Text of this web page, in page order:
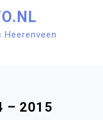
– 2015